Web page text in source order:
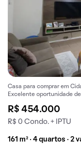
Casa para comprar em
Excelente oportunidade
R$ 454.000
R$ 0 Condo. + IPTU
161 m² · 4 quartos · 2